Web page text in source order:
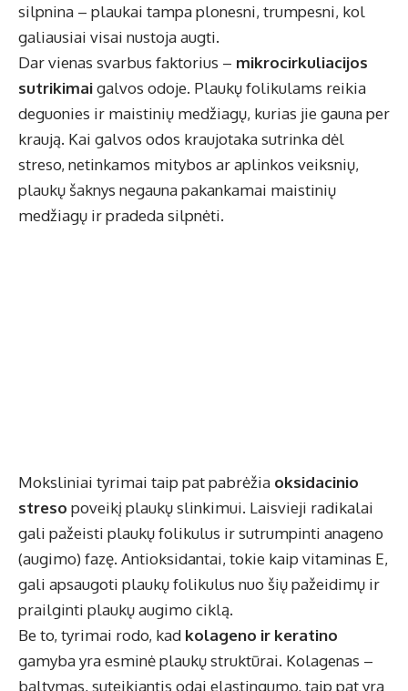
silpnina – plaukai tampa plonesni, trumpesni, kol
galiausiai visai nustoja augti.
Dar vienas svarbus faktorius – mikrocirkuliacijos
sutrikimaigalvos odoje. Plaukų folikulams reikia
deguonies ir maistinių medžiagų, kurias jie gauna per
kraują. Kai galvos odos kraujotaka sutrinka dėl
streso, netinkamos mitybos ar aplinkos veiksnių,
plaukų šaknys negauna pakankamai maistinių
medžiagų ir pradeda silpnėti.
Moksliniai tyrimai taip pat pabrėžia oksidacinio
streso poveikį plaukų slinkimui. Laisvieji radikalai
gali pažeisti plaukų folikulus ir sutrumpinti anageno
(augimo) fazę. Antioksidantai, tokie kaip vitaminas E,
gali apsaugoti plaukų folikulus nuo šių pažeidimų ir
prailginti plaukų augimo ciklą.
Be to, tyrimai rodo, kad kolageno ir keratino
gamyba yra esminė plaukų struktūrai. Kolagenas –
baltymas, suteikiantis odai elastingumo, taip pat yra